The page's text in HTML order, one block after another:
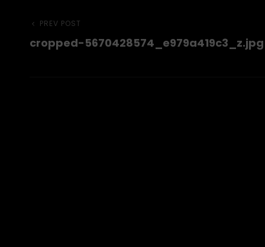
Beitragsnavigation
Previous
Post
PREV POST
cropped-5670428574_e979a419c3_z.jpg